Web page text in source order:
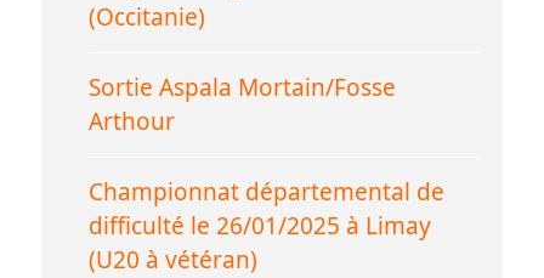
(Occitanie)
Sortie Aspala Mortain/Fosse
Arthour
Championnat départemental de
difficulté le 26/01/2025 à Limay
(U20 à vétéran)